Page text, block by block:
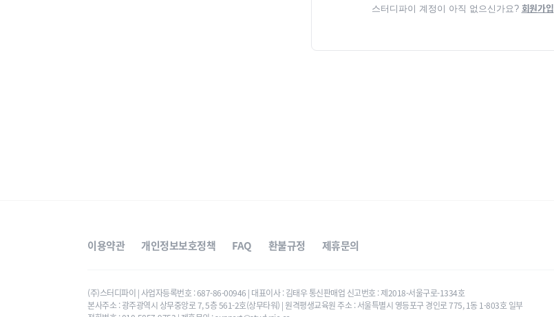
스터디파이 계정이 아직 없으신가요? 회원가입
이용약관 개인정보보호정책 FAQ 환불규정 제휴문의
(주)스터디파이 | 사업자등록번호 : 687-86-00946 | 대표이사 : 김태우 통신판매업 신고번호 : 제2018-서울구로-1334호
본사주소 : 광주광역시 상무중앙로 7, 5층 561-2호(상무타워) | 원격평생교육원 주소 : 서울특별시 영등포구 경인로 775, 1동 1-803호 일부